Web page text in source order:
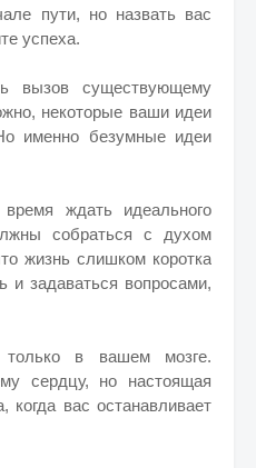
пути, но назвать вас
успеха.
вызов существующему
некоторые ваши идеи
именно безумные идеи
ждать идеального
собраться с духом
жизнь слишком коротка
и задаваться вопросами,
в вашем мозге.
сердцу, но настоящая
когда вас останавливает